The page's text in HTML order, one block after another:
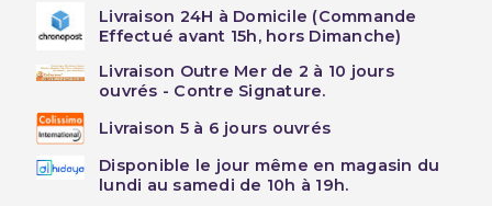
Livraison 24H à Domicile (Commande
Effectué avant 15h, hors Dimanche)
Livraison Outre Mer de 2 à 10 jours
ouvrés - Contre Signature.
Livraison 5 à 6 jours ouvrés
Disponible le jour même en magasin du
lundi au samedi de 10h à 19h.